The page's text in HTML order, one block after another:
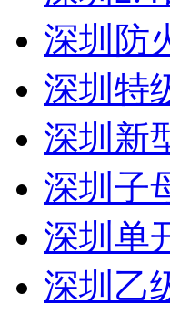
深圳防
深圳特
深圳新
深圳子
深圳单
深圳乙